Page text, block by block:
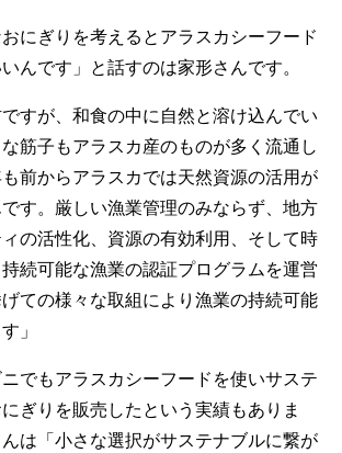
おにぎりを考えるとアラスカシーフード
んです」と話すのは家形さんです。
ですが、和食の中に自然と溶け込んでい
筋子もアラスカ産のものが多く流通し
前からアラスカでは天然資源の活用が
す。厳しい漁業管理のみならず、地方
の活性化、資源の有効利用、そして時
続可能な漁業の認証プログラムを運営
ての様々な取組により漁業の持続可能
」
でもアラスカシーフードを使いサステ
ぎりを販売したという実績もありま
は「小さな選択がサステナブルに繋が